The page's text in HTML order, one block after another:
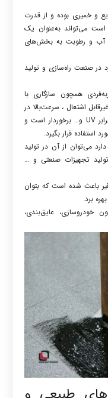
و خمیری بوده و از قدرت
است می‌تواند به‌عنوان یک
آب و رطوبت به بخش‌های
در صنعت راه‌سازی و تولید
همچون سازگاری با
اشتعال ، سرعت‌بالا در
اجرا، یکپارچه و بدون درز، مقاوم در برابر UV و… برخوردار است و
استفاده قرار بگیرد.
می‌توان از آن در تولید
تولید تجهیزات صنعتی و …
باعث شده است که بتوان
برد.
خودروسازی، عایق‌بندی،